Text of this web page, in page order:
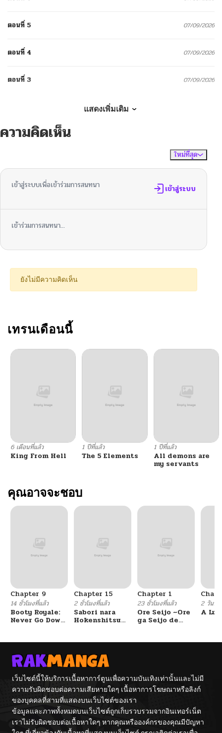
ตอนที่ 5 07/09/2026
ตอนที่ 4 07/09/2026
ตอนที่ 3 07/09/2026
ตอนที่ 1
แสดงเพิ่มเติม
ความคิดเห็น
ใหม่ที่สุด
เข้าสู่ระบบเพื่อเข้าร่วมการสนทนา เข้าสู่ระบบ
เข้าร่วมการสนทนา...
ยังไม่มีความคิดเห็น
เทรนเดือนนี้
6 เดือนที่แล้ว
King From Hell
1 ปีที่แล้ว
The 5 Elements
1 ปีที่แล้ว
All demons are
my servants
คุณอาจจะชอบ
Chapter 9
14 ชั่วโมงที่แล้ว
Booty Royale:
Never Go Down
Chapter 15
2 ชั่วโมงที่แล้ว
Sabori nara
Hokenshitsu
Chapter 1
23 ชั่วโมงที่แล้ว
Ore Seijo ~Ore
ga Seijo de
Tag Otome
2 วันที่แ
A
เว็บไซต์นี้ให้บริการเนื้อหาการ์ตูนเพื่อความบันเทิงเท่านั้นและไม่มี
ความรับผิดชอบต่อความเสียหายใดๆ เนื้อหาการโฆษณาหรือลิงก์
ของบุคคลที่สามที่แสดงบนเว็บไซต์ของเรา
ข้อมูลและภาพทั้งหมดบนเว็บไซต์ถูกเก็บรวบรวมจากอินเทอร์เน็ต
เราไม่รับผิดชอบต่อเนื้อหาใดๆ หากคุณหรือองค์กรของคุณมีปัญหา